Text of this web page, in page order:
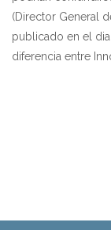
(Director General
publicado en el
diferencia entre